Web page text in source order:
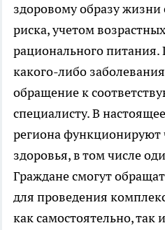
здоровому образу
риска, учетом
рационального
какого-либо
обращение к
специалисту. В
региона функционируют
здоровья, в том числе
Граждане смогут
для проведения
как самостоятельно,